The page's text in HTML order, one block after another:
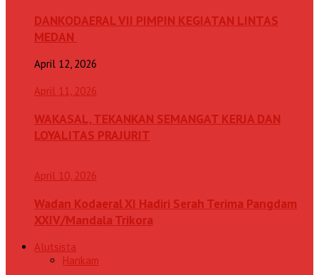
DANKODAERAL VII PIMPIN KEGIATAN LINTAS
MEDAN
April 12, 2026
April 11, 2026
WAKASAL, TEKANKAN SEMANGAT KERJA DAN
LOYALITAS PRAJURIT
April 10, 2026
Wadan Kodaeral XI Hadiri Serah Terima Pangdam
XXIV/Mandala Trikora
Alutsista
Hankam